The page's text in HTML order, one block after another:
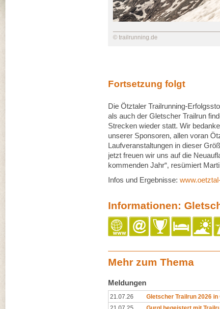
© trailrunning.de
Fortsetzung folgt
Die Ötztaler Trailrunning-
als auch der Gletscher Trailrun
Strecken wieder statt. Wir
unserer Sponsoren, allen voran
Laufveranstaltungen in dieser
jetzt freuen wir uns auf die
kommenden Jahr“, resümiert
Infos und Ergebnisse:
Informationen:
Mehr zum Thema
Meldungen
21.07.26
Gletscher Trailrun 2026